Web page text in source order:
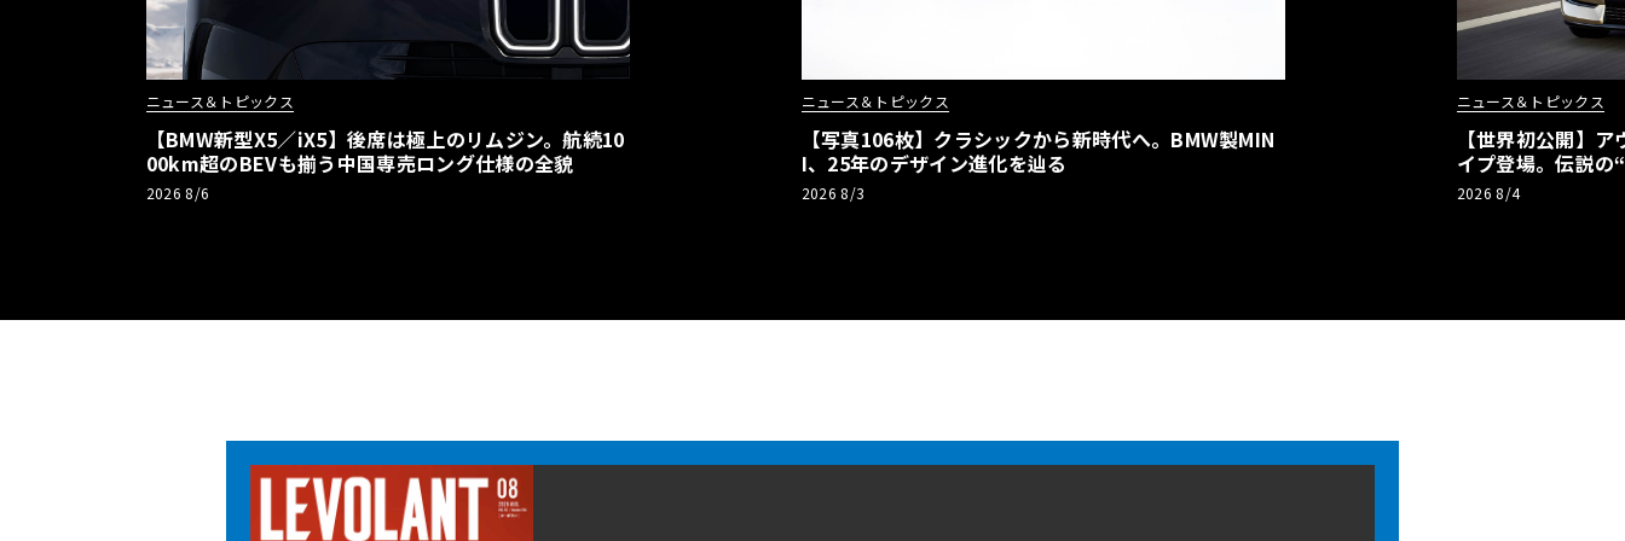
ニュース＆トピックス
【BMW新型X5／iX5】後席は極上のリムジン。航続10
00km超のBEVも揃う中国専売ロング仕様の全貌
2026 8/6
ニュース＆トピックス
【写真106枚】クラシックから新時代へ。BMW製MIN
I、25年のデザイン進化を辿る
2026 8/3
ニュース＆トピックス
【世界初公開】
イプ登場。伝説の
リーBEVとして復
2026 8/4